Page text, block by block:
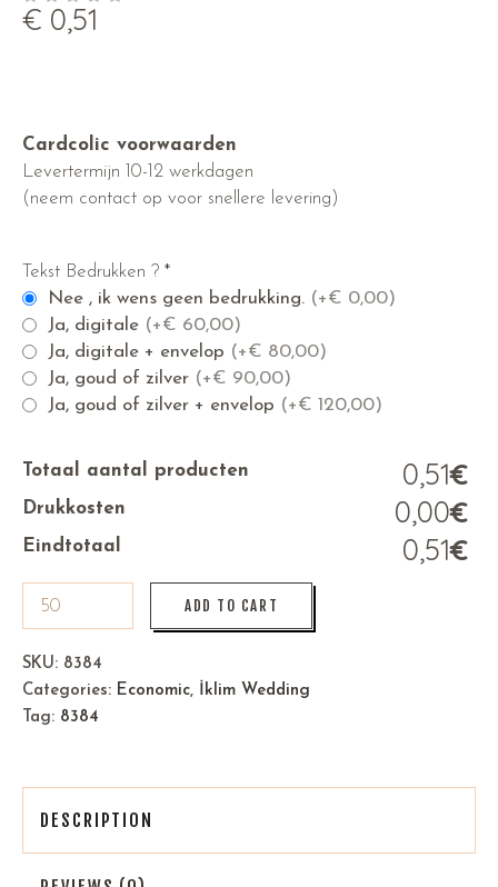
€ 0,51
Cardcolic voorwaarden
Levertermijn 10-12 werkdagen
(neem contact op voor snellere levering)
Tekst Bedrukken ? *
Nee , ik wens geen bedrukking. (+€ 0,00)
Ja, digitale (+€ 60,00)
Ja, digitale + envelop (+€ 80,00)
Ja, goud of zilver (+€ 90,00)
Ja, goud of zilver + envelop (+€ 120,00)
Totaal aantal producten €
0,51
Drukkosten €
0,00
Eindtotaal €
0,51
ADD TO CART
SKU: 8384
Categories: Economic, İklim Wedding
Tag: 8384
DESCRIPTION